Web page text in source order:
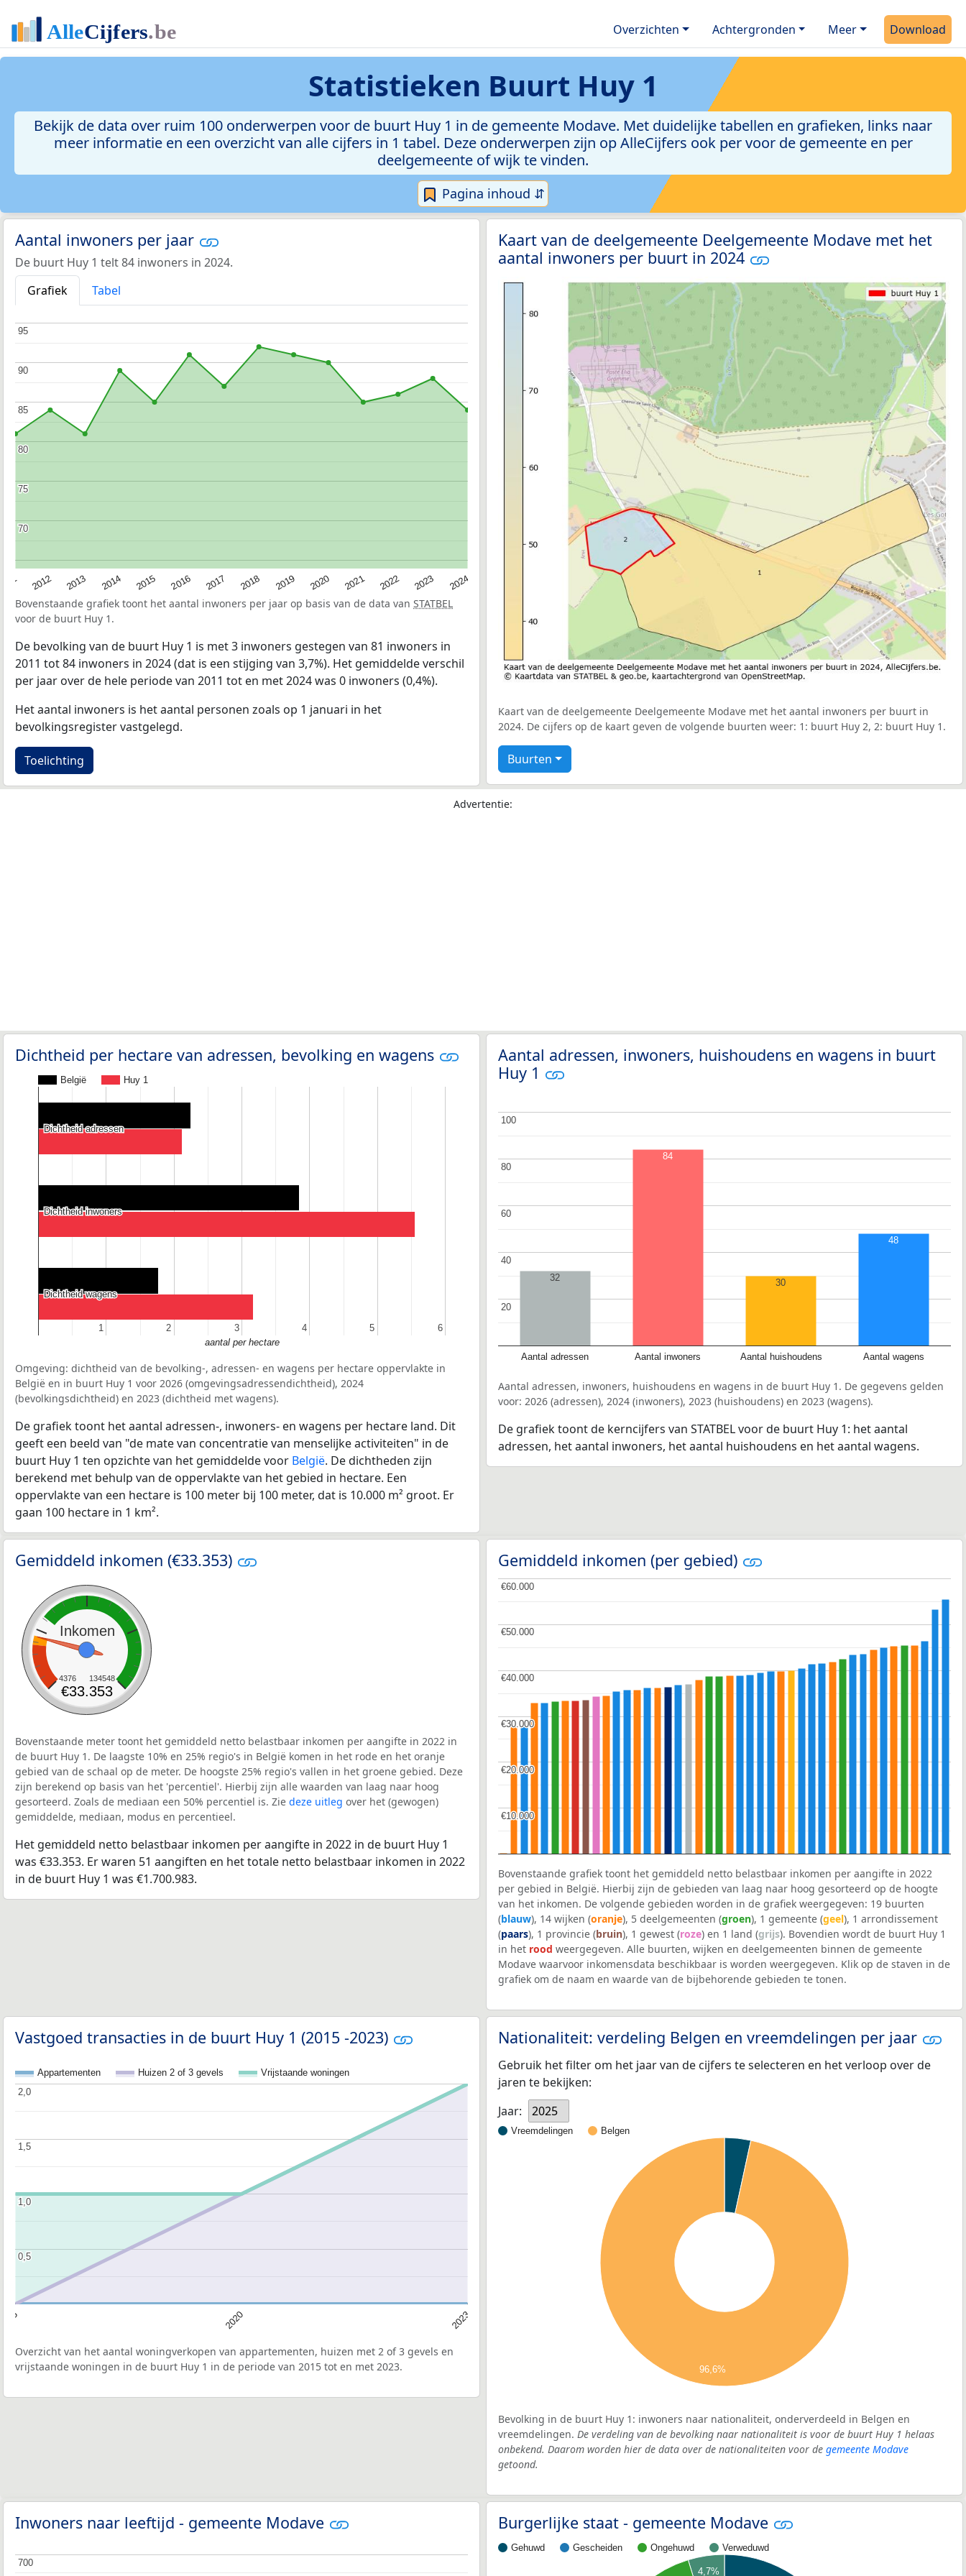
Overzichten Achtergronden Meer Download
Statistieken Buurt Huy 1
Bekijk de data over ruim 100 onderwerpen voor de buurt Huy 1 in de gemeente Modave. Met duidelijke tabellen en grafieken, links naar
meer informatie en een overzicht van alle cijfers in 1 tabel. Deze onderwerpen zijn op AlleCijfers ook per voor de gemeente en per
deelgemeente of wijk te vinden.
Pagina inhoud ⇵
Aantal inwoners per jaar
De buurt Huy 1 telt 84 inwoners in 2024.
Grafiek
Tabel
2012 2013 2014 2015 2016 2017 2018 2019 2020 2021 2022 2023 2024
70
70
75
75
80
80
85
85
90
90
95
95
Bovenstaande grafiek toont het aantal inwoners per jaar op basis van de data van STATBEL
voor de buurt Huy 1.
De bevolking van de buurt Huy 1 is met 3 inwoners gestegen van 81 inwoners in
2011 tot 84 inwoners in 2024 (dat is een stijging van 3,7%). Het gemiddelde verschil
per jaar over de hele periode van 2011 tot en met 2024 was 0 inwoners (0,4%).
Het aantal inwoners is het aantal personen zoals op 1 januari in het
bevolkingsregister vastgelegd.
Toelichting
Kaart van de deelgemeente Deelgemeente Modave met het
aantal inwoners per buurt in 2024
Kaart van de deelgemeente Deelgemeente Modave met het aantal inwoners per buurt in
2024. De cijfers op de kaart geven de volgende buurten weer: 1: buurt Huy 2, 2: buurt Huy 1.
Buurten
Advertentie:
Dichtheid per hectare van adressen, bevolking en wagens
België Huy 1
11 2
2 3
3 4
4 5
5 6
6
Dichtheid adressen
Dichtheid adressen
Dichtheid inwoners
Dichtheid inwoners
Dichtheid wagens
Dichtheid wagens
aantal per hectare
Omgeving: dichtheid van de bevolking-, adressen- en wagens per hectare oppervlakte in
België en in buurt Huy 1 voor 2026 (omgevingsadressendichtheid), 2024
(bevolkingsdichtheid) en 2023 (dichtheid met wagens).
De grafiek toont het aantal adressen-, inwoners- en wagens per hectare land. Dit
geeft een beeld van "de mate van concentratie van menselijke activiteiten" in de
buurt Huy 1 ten opzichte van het gemiddelde voor België. De dichtheden zijn
berekend met behulp van de oppervlakte van het gebied in hectare. Een
oppervlakte van een hectare is 100 meter bij 100 meter, dat is 10.000 m² groot. Er
gaan 100 hectare in 1 km².
Aantal adressen, inwoners, huishoudens en wagens in buurt
Huy 1
Aantal adressen Aantal inwoners Aantal huishoudens Aantal wagens
20
20
40
40
60
60
80
80
100
100
32
84
30
48
Aantal adressen, inwoners, huishoudens en wagens in de buurt Huy 1. De gegevens gelden
voor: 2026 (adressen), 2024 (inwoners), 2023 (huishoudens) en 2023 (wagens).
De grafiek toont de kerncijfers van STATBEL voor de buurt Huy 1: het aantal
adressen, het aantal inwoners, het aantal huishoudens en het aantal wagens.
Gemiddeld inkomen (€33.353)
Inkomen
4376 134548
€33.353
Bovenstaande meter toont het gemiddeld netto belastbaar inkomen per aangifte in 2022 in
de buurt Huy 1. De laagste 10% en 25% regio's in België komen in het rode en het oranje
gebied van de schaal op de meter. De hoogste 25% regio's vallen in het groene gebied. Deze
zijn berekend op basis van het 'percentiel'. Hierbij zijn alle waarden van laag naar hoog
gesorteerd. Zoals de mediaan een 50% percentiel is. Zie deze uitleg over het (gewogen)
gemiddelde, mediaan, modus en percentieel.
Het gemiddeld netto belastbaar inkomen per aangifte in 2022 in de buurt Huy 1
was €33.353. Er waren 51 aangiften en het totale netto belastbaar inkomen in 2022
in de buurt Huy 1 was €1.700.983.
Gemiddeld inkomen (per gebied)
€10.000
€10.000
€20.000
€20.000
€30.000
€30.000
€40.000
€40.000
€50.000
€50.000
€60.000
€60.000
Bovenstaande grafiek toont het gemiddeld netto belastbaar inkomen per aangifte in 2022
per gebied in België. Hierbij zijn de gebieden van laag naar hoog gesorteerd op de hoogte
van het inkomen. De volgende gebieden worden in de grafiek weergegeven: 19 buurten
(blauw), 14 wijken (oranje), 5 deelgemeenten (groen), 1 gemeente (geel), 1 arrondissement
(paars), 1 provincie (bruin), 1 gewest (roze) en 1 land (grijs). Bovendien wordt de buurt Huy 1
in het rood weergegeven. Alle buurten, wijken en deelgemeenten binnen de gemeente
Modave waarvoor inkomensdata beschikbaar is worden weergegeven. Klik op de staven in de
grafiek om de naam en waarde van de bijbehorende gebieden te tonen.
Vastgoed transacties in de buurt Huy 1 (2015 -2023)
Appartementen Huizen 2 of 3 gevels Vrijstaande woningen
2020 2023
0,5
0,5
1,0
1,0
1,5
1,5
2,0
2,0
Overzicht van het aantal woningverkopen van appartementen, huizen met 2 of 3 gevels en
vrijstaande woningen in de buurt Huy 1 in de periode van 2015 tot en met 2023.
Nationaliteit: verdeling Belgen en vreemdelingen per jaar
Gebruik het filter om het jaar van de cijfers te selecteren en het verloop over de
jaren te bekijken:
Jaar:
2025
Vreemdelingen Belgen
96,6%
Bevolking in de buurt Huy 1: inwoners naar nationaliteit, onderverdeeld in Belgen en
vreemdelingen. De verdeling van de bevolking naar nationaliteit is voor de buurt Huy 1 helaas
onbekend. Daarom worden hier de data over de nationaliteiten voor de gemeente Modave
getoond.
Inwoners naar leeftijd - gemeente Modave
700
700
Burgerlijke staat - gemeente Modave
Gehuwd Gescheiden Ongehuwd Verweduwd
4,7%